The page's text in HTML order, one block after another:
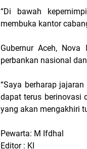
“Di bawah
membuka kantor
Gubernur Aceh,
perbankan nasional
“Saya berharap
dapat terus berinovasi
yang akan mengakhiri
Pewarta: M Ifdhal
Editor : KI